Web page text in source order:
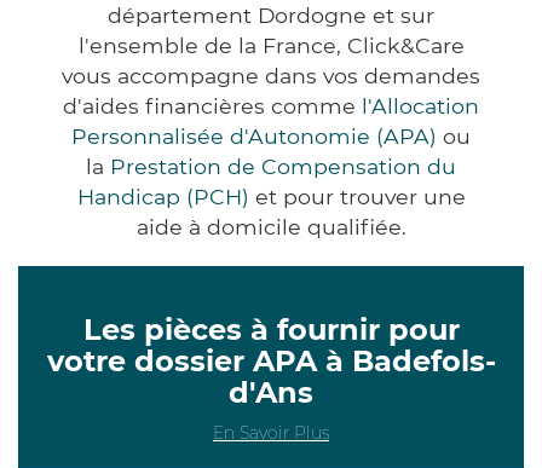
département Dordogne et sur
l'ensemble de la France, Click&Care
vous accompagne dans vos demandes
d'aides financières comme l'Allocation
Personnalisée d'Autonomie (APA) ou
la Prestation de Compensation du
Handicap (PCH) et pour trouver une
aide à domicile qualifiée.
Les pièces à fournir pour
votre dossier APA à Badefols-
d'Ans
En Savoir Plus